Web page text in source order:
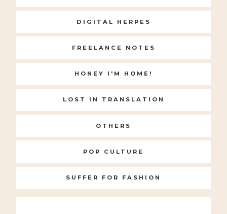
DIGITAL HERPES
FREELANCE NOTES
HONEY I'M HOME!
LOST IN TRANSLATION
OTHERS
POP CULTURE
SUFFER FOR FASHION